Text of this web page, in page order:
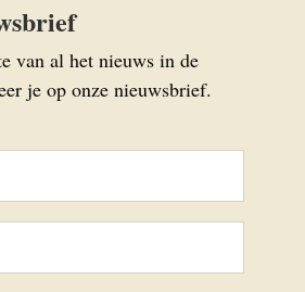
van al het nieuws in de
je op onze nieuwsbrief.